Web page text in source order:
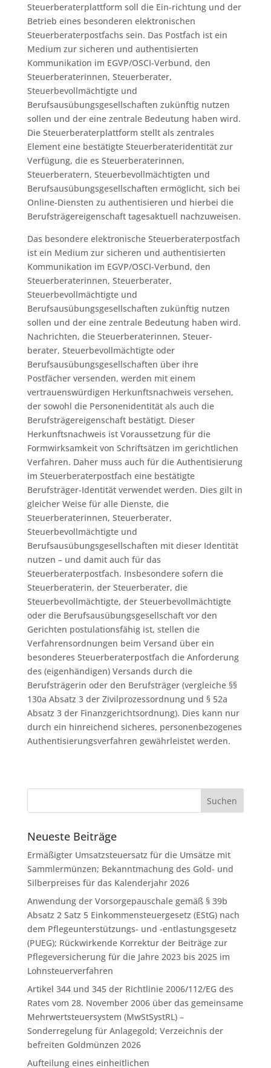
Steuerberaterplattform soll die Ein-richtung und der
Betrieb eines besonderen elektronischen
Steuerberaterpostfachs sein. Das Postfach ist ein
Medium zur sicheren und authentisierten
Kommunikation im EGVP/OSCI-Verbund, den
Steuerberaterinnen, Steuerberater,
Steuerbevollmächtigte und
Berufsausübungsgesellschaften zukünftig nutzen
sollen und der eine zentrale Bedeutung haben wird.
Die Steuerberaterplattform stellt als zentrales
Element eine bestätigte Steuerberateridentität zur
Verfügung, die es Steuerberaterinnen,
Steuerberatern, Steuerbevollmächtigten und
Berufsausübungsgesellschaften ermöglicht, sich bei
Online-Diensten zu authentisieren und hierbei die
Berufsträgereigenschaft tagesaktuell nachzuweisen.
Das besondere elektronische Steuerberaterpostfach
ist ein Medium zur sicheren und authentisierten
Kommunikation im EGVP/OSCI-Verbund, den
Steuerberaterinnen, Steuerberater,
Steuerbevollmächtigte und
Berufsausübungsgesellschaften zukünftig nutzen
sollen und der eine zentrale Bedeutung haben wird.
Nachrichten, die Steuerberaterinnen, Steuer-
berater, Steuerbevollmächtigte oder
Berufsausübungsgesellschaften über ihre
Postfächer versenden, werden mit einem
vertrauenswürdigen Herkunftsnachweis versehen,
der sowohl die Personenidentität als auch die
Berufsträgereigenschaft bestätigt. Dieser
Herkunftsnachweis ist Voraussetzung für die
Formwirksamkeit von Schriftsätzen im gerichtlichen
Verfahren. Daher muss auch für die Authentisierung
im Steuerberaterpostfach eine bestätigte
Berufsträger-Identität verwendet werden. Dies gilt in
gleicher Weise für alle Dienste, die
Steuerberaterinnen, Steuerberater,
Steuerbevollmächtigte und
Berufsausübungsgesellschaften mit dieser Identität
nutzen – und damit auch für das
Steuerberaterpostfach. Insbesondere sofern die
Steuerberaterin, der Steuerberater, die
Steuerbevollmächtigte, der Steuerbevollmächtigte
oder die Berufsausübungsgesellschaft vor den
Gerichten postulationsfähig ist, stellen die
Verfahrensordnungen beim Versand über ein
besonderes Steuerberaterpostfach die Anforderung
des (eigenhändigen) Versands durch die
Berufsträgerin oder den Berufsträger (vergleiche §§
130a Absatz 3 der Zivilprozessordnung und § 52a
Absatz 3 der Finanzgerichtsordnung). Dies kann nur
durch ein hinreichend sicheres, personenbezogenes
Authentisierungsverfahren gewährleistet werden.
Neueste Beiträge
Ermäßigter Umsatzsteuersatz für die Umsätze mit
Sammlermünzen; Bekanntmachung des Gold- und
Silberpreises für das Kalenderjahr 2026
Anwendung der Vorsorgepauschale gemäß § 39b
Absatz 2 Satz 5 Einkommensteuergesetz (EStG) nach
dem Pflegeunterstützungs- und -entlastungsgesetz
(PUEG); Rückwirkende Korrektur der Beiträge zur
Pflegeversicherung für die Jahre 2023 bis 2025 im
Lohnsteuerverfahren
Artikel 344 und 345 der Richtlinie 2006/112/EG des
Rates vom 28. November 2006 über das gemeinsame
Mehrwertsteuersystem (MwStSystRL) –
Sonderregelung für Anlagegold; Verzeichnis der
befreiten Goldmünzen 2026
Aufteilung eines einheitlichen